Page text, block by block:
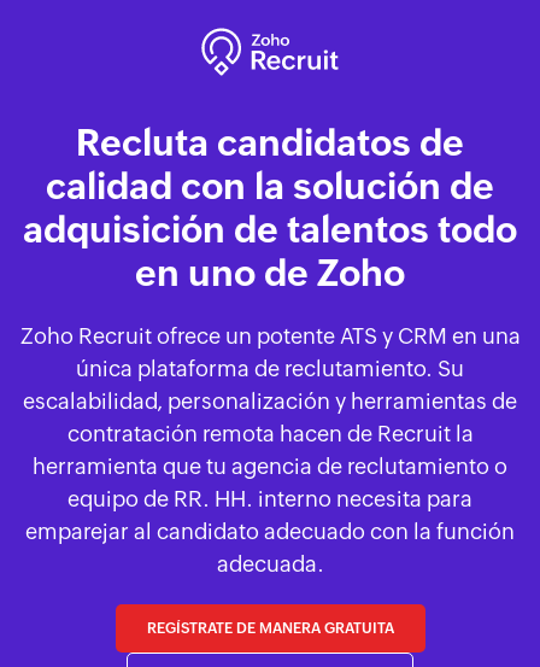
Recluta candidatos de
calidad con la solución de
adquisición de talentos todo
en uno de Zoho
Zoho Recruit ofrece un potente ATS y CRM en una
única plataforma de reclutamiento. Su
escalabilidad, personalización y herramientas de
contratación remota hacen de Recruit la
herramienta que tu agencia de reclutamiento o
equipo de RR. HH. interno necesita para
emparejar al candidato adecuado con la función
adecuada.
REGÍSTRATE DE MANERA GRATUITA